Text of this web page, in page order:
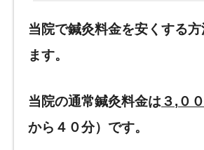
当院で鍼灸料金を安くする方
ます。
当院の通常鍼灸料金は ３, ０
から４０分） です。